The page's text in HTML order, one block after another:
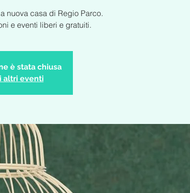
nuova casa di Regio Parco.
e eventi liberi e gratuiti.
è stata chiusa
altri eventi